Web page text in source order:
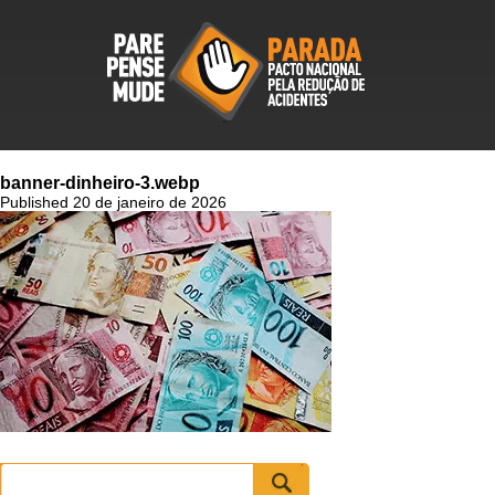
banner-dinheiro-3.webp
Published 20 de janeiro de 2026
Pesquisar
por: